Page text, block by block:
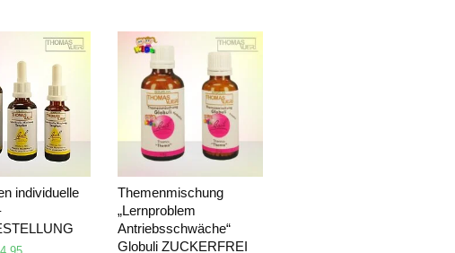
individuelle
Themenmischung
„Lernproblem
Antriebsschwäche“
Globuli ZUCKERFREI